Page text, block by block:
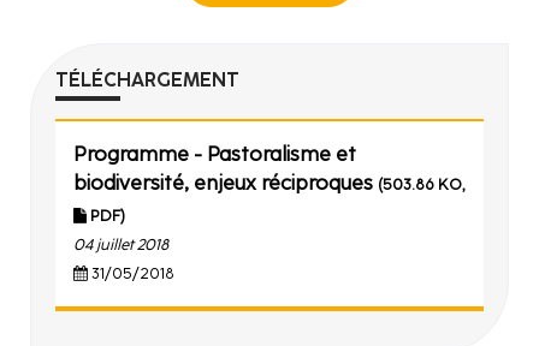
TÉLÉCHARGEMENT
Programme - Pastoralisme et
biodiversité, enjeux réciproques (503.86 KO,
PDF)
04 juillet 2018
31/05/2018